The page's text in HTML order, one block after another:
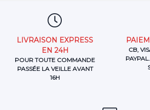
LIVRAISON EXPRESS
EN 24H
POUR TOUTE COMMANDE
PASSÉE LA VEILLE AVANT
16H
CB,